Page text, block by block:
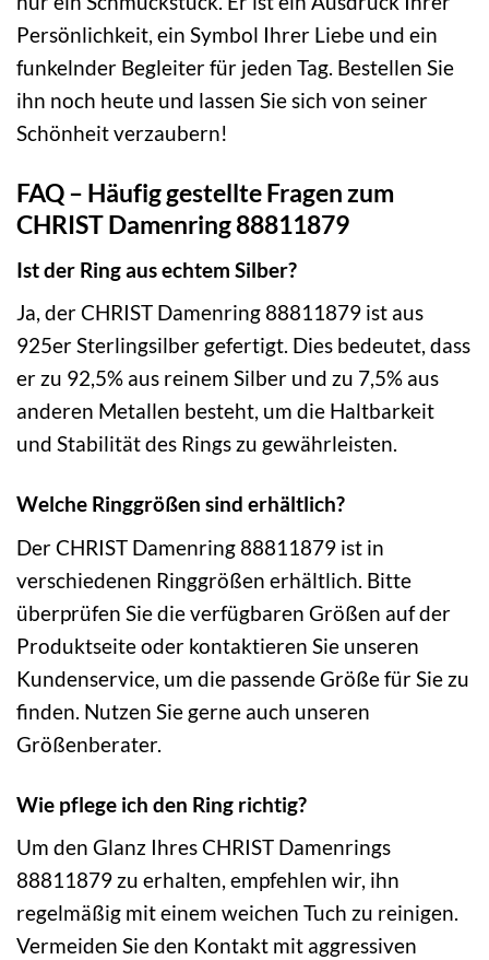
Persönlichkeit, ein Symbol Ihrer Liebe und ein
funkelnder Begleiter für jeden Tag. Bestellen Sie
ihn noch heute und lassen Sie sich von seiner
Schönheit verzaubern!
FAQ – Häufig gestellte Fragen zum
CHRIST Damenring 88811879
Ist der Ring aus echtem Silber?
Ja, der CHRIST Damenring 88811879 ist aus
925er Sterlingsilber gefertigt. Dies bedeutet, dass
er zu 92,5% aus reinem Silber und zu 7,5% aus
anderen Metallen besteht, um die Haltbarkeit
und Stabilität des Rings zu gewährleisten.
Welche Ringgrößen sind erhältlich?
Der CHRIST Damenring 88811879 ist in
verschiedenen Ringgrößen erhältlich. Bitte
überprüfen Sie die verfügbaren Größen auf der
Produktseite oder kontaktieren Sie unseren
Kundenservice, um die passende Größe für Sie zu
finden. Nutzen Sie gerne auch unseren
Größenberater.
Wie pflege ich den Ring richtig?
Um den Glanz Ihres CHRIST Damenrings
88811879 zu erhalten, empfehlen wir, ihn
regelmäßig mit einem weichen Tuch zu reinigen.
Vermeiden Sie den Kontakt mit aggressiven